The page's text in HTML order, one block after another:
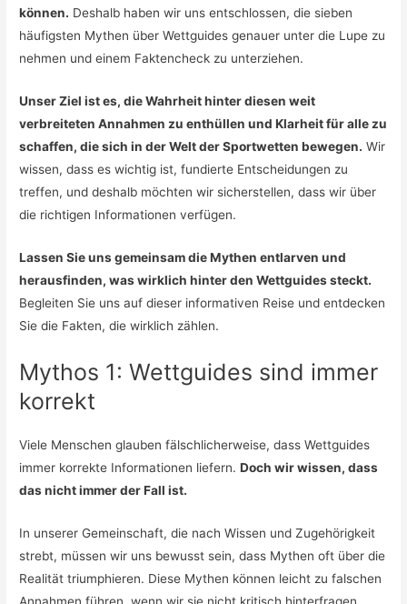
können. Deshalb haben wir uns entschlossen, die sieben
häufigsten Mythen über Wettguides genauer unter die Lupe zu
nehmen und einem Faktencheck zu unterziehen.
Unser Ziel ist es, die Wahrheit hinter diesen weit
verbreiteten Annahmen zu enthüllen und Klarheit für alle zu
schaffen, die sich in der Welt der Sportwetten bewegen. Wir
wissen, dass es wichtig ist, fundierte Entscheidungen zu
treffen, und deshalb möchten wir sicherstellen, dass wir über
die richtigen Informationen verfügen.
Lassen Sie uns gemeinsam die Mythen entlarven und
herausfinden, was wirklich hinter den Wettguides steckt.
Begleiten Sie uns auf dieser informativen Reise und entdecken
Sie die Fakten, die wirklich zählen.
Mythos 1: Wettguides sind immer
korrekt
Viele Menschen glauben fälschlicherweise, dass Wettguides
immer korrekte Informationen liefern.Doch wir wissen, dass
das nicht immer der Fall ist.
In unserer Gemeinschaft, die nach Wissen und Zugehörigkeit
strebt, müssen wir uns bewusst sein, dass Mythen oft über die
Realität triumphieren. Diese Mythen können leicht zu falschen